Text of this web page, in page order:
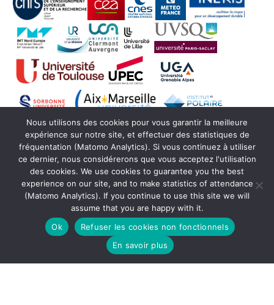
© Copyright Actris France 2021 -SEDOO (Service
de Données OMP)
Nous utilisons des cookies pour vous garantir la meilleure
expérience sur notre site, et effectuer des statistiques de
fréquentation (Matomo Analytics). Si vous continuez à utiliser
ce dernier, nous considérerons que vous acceptez l'utilisation
des cookies. We use cookies to guarantee you the best
experience on our site, and to make statistics of attendance
(Matomo Analytics). If you continue to use this site we will
assume that you are happy with it.
Ok
Refuser les cookies non fonctionnels
En savoir plus